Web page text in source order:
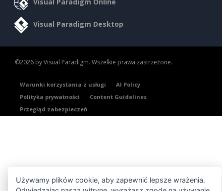
Visual Paradigm Desktop
©2026 by Visual Paradigm. Wszelkie prawa zastrzeżone.
Warunki korzystania z usługi
AI Policy
Polityka prywatności
Content Guidelines
Przegląd zabezpieczeń
Używamy plików cookie, aby zapewnić lepsze wrażenia.